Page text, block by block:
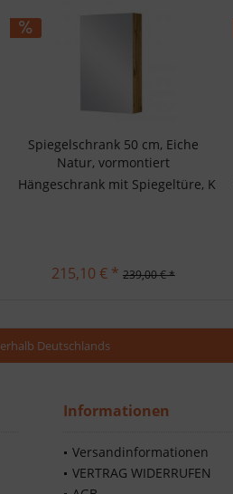
KOHLMANN, Ausführung
Spiegelschrank 50 cm, Eiche
Natur, vormontiert
Hängeschrank mit Spiegeltüre,
215,10 € * 239,00 € *
Deutschlands
Informationen
Versandinformationen
VERTRAG WIDERRUFEN